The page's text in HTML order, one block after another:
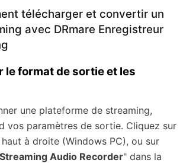
télécharger et convertir un
avec DRmare Enregistreur
le format de sortie et les
une plateforme de streaming,
vos paramètres de sortie. Cliquez sur
haut à droite (Windows PC), ou sur
Audio Recorder" dans la